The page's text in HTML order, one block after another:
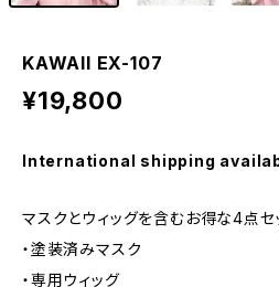
KAWAII EX-107
¥19,800
International shipping
マスクとウィッグを含むお得な4点セ
・塗装済みマスク
・専用ウィッグ